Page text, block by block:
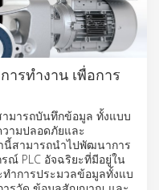
ารทำงาน เพื่อการ
สามารถบันทึกข้อมูล ทั้งแบบ
ามปลอดภัยและ
นี้สามารถนำไปพัฒนาการ
ณ์ PLC อัจฉริยะที่มีอยู่ใน
ำการประมวลข้อมูลทั้งแบ